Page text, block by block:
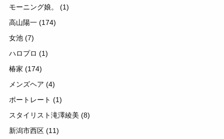
モーニング娘。 (1)
高山陽一 (174)
女池 (7)
ハロプロ (1)
椿家 (174)
メンズヘア (4)
ポートレート (1)
スタイリスト滝澤綾美 (8)
新潟市西区 (11)